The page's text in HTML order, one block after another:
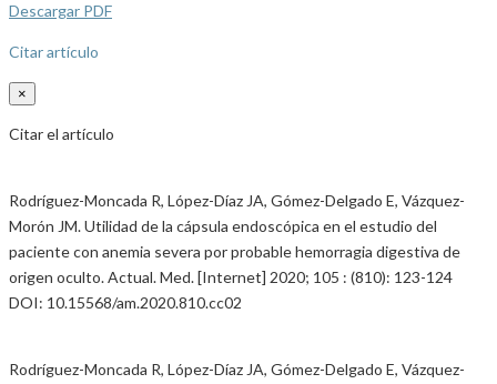
Descargar PDF
Citar artículo
×
Citar el artículo
Rodríguez-Moncada R, López-Díaz JA, Gómez-Delgado E, Vázquez-
Morón JM. Utilidad de la cápsula endoscópica en el estudio del
paciente con anemia severa por probable hemorragia digestiva de
origen oculto. Actual. Med. [Internet] 2020; 105 : (810): 123-124
DOI: 10.15568/am.2020.810.cc02
Rodríguez-Moncada R, López-Díaz JA, Gómez-Delgado E, Vázquez-